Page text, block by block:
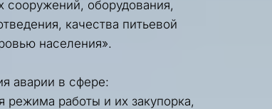
сооружений, оборудования,
качества питьевой
населения».
аварии в сфере:
режима работы и их закупорка,